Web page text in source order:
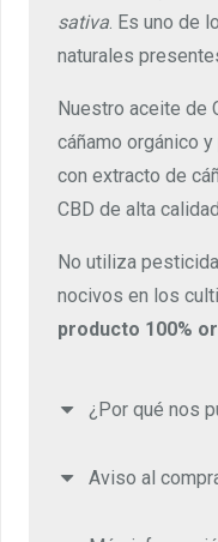
sativa. Es uno de
naturales
Nuestro aceite de
cáñamo orgánico
con extracto de
CBD de alta
No utiliza
nocivos en los
producto 100%
¿Por qué nos
Aviso al